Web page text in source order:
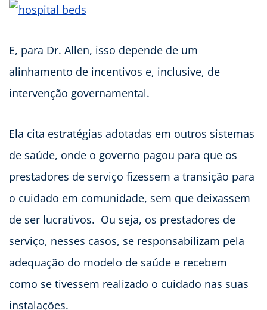
E, para Dr. Allen, isso depende de um
alinhamento de incentivos e, inclusive, de
intervenção governamental.
Ela cita estratégias adotadas em outros sistemas
de saúde, onde o governo pagou para que os
prestadores de serviço fizessem a transição para
o cuidado em comunidade, sem que deixassem
de ser lucrativos. Ou seja, os prestadores de
serviço, nesses casos, se responsabilizam pela
adequação do modelo de saúde e recebem
como se tivessem realizado o cuidado nas suas
instalações.